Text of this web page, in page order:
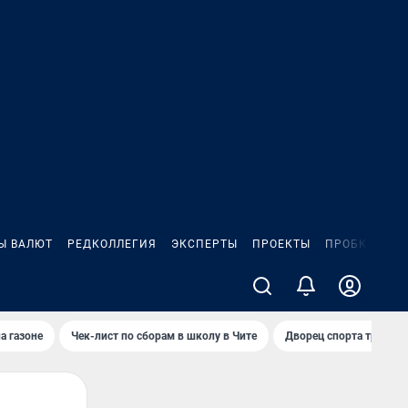
ВАЛЮТ РЕДКОЛЛЕГИЯ ЭКСПЕРТЫ ПРОЕКТЫ ПРОБКИ
газоне Чек-лист по сборам в школу в Чите Дворец спорта